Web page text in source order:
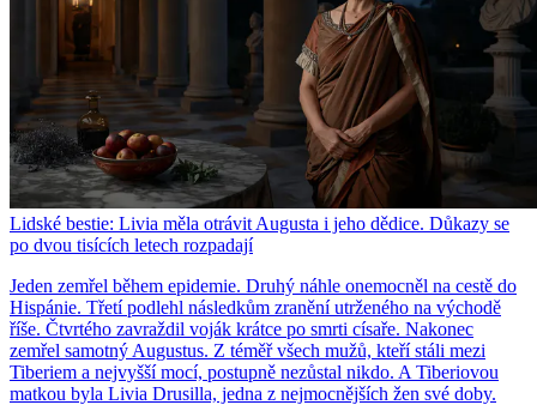
Lidské bestie: Livia měla otrávit Augusta i jeho dědice. Důkazy se
po dvou tisících letech rozpadají
Jeden zemřel během epidemie. Druhý náhle onemocněl na cestě do
Hispánie. Třetí podlehl následkům zranění utrženého na východě
říše. Čtvrtého zavraždil voják krátce po smrti císaře. Nakonec
zemřel samotný Augustus. Z téměř všech mužů, kteří stáli mezi
Tiberiem a nejvyšší mocí, postupně nezůstal nikdo. A Tiberiovou
matkou byla Livia Drusilla, jedna z nejmocnějších žen své doby.